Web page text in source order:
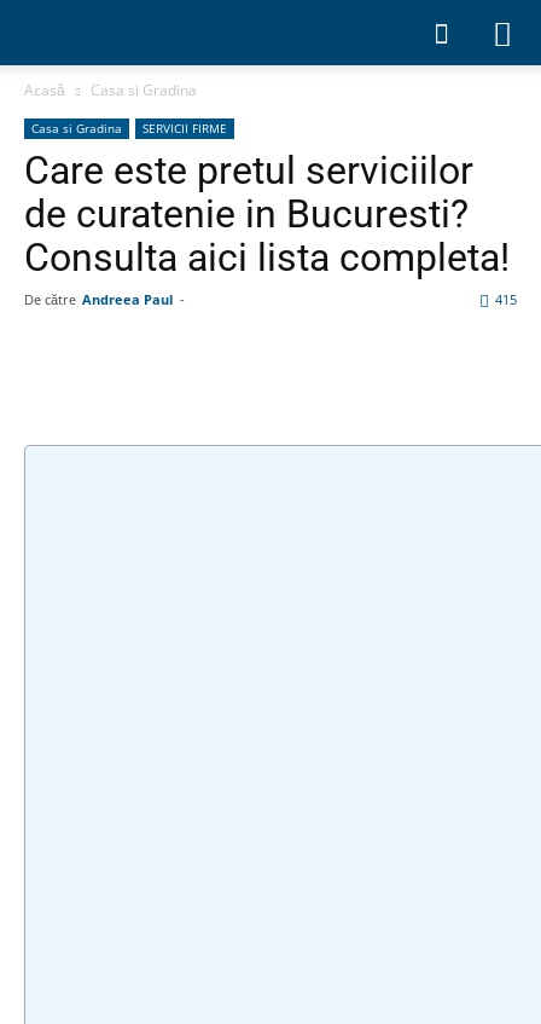
Acasă Casa si Gradina
Casa si Gradina SERVICII FIRME
Care este pretul serviciilor
de curatenie in Bucuresti?
Consulta aici lista completa!
De către Andreea Paul - 415